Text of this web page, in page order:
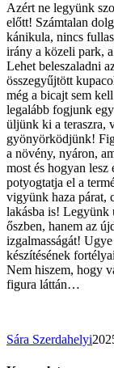
Azért ne legyünk
előtt! Számtalan
kánikula, nincs
irány a közeli park,
Lehet beleszaladni
összegyűjtött
még a bicajt sem
legalább fogjunk
üljünk ki a teraszra,
gyönyörködjünk!
a növény, nyáron,
most és hogyan lesz
potyogtatja el a
vigyünk haza párat,
lakásba is! Legyünk
őszben, hanem az
izgalmasságát!
készítésének
Nem hiszem, hogy
figura láttán…
Sára Szerdahelyi